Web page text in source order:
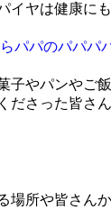
イヤは健康に
パパのパパパ
子やパンやご
ださった皆さ
場所や皆さん